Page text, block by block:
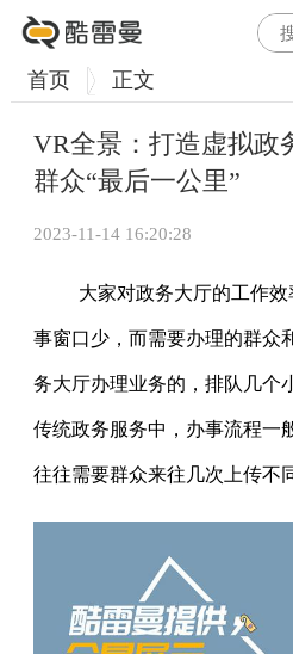
首页 正文
VR全景：打造虚拟政
群众“最后一公里”
2023-11-14 16:20:28
大家对政务大厅的工作
事窗口少，而需要办理的群众
务大厅办理业务的，排队几个
传统政务服务中，办事流程一
往往需要群众来往几次上传不